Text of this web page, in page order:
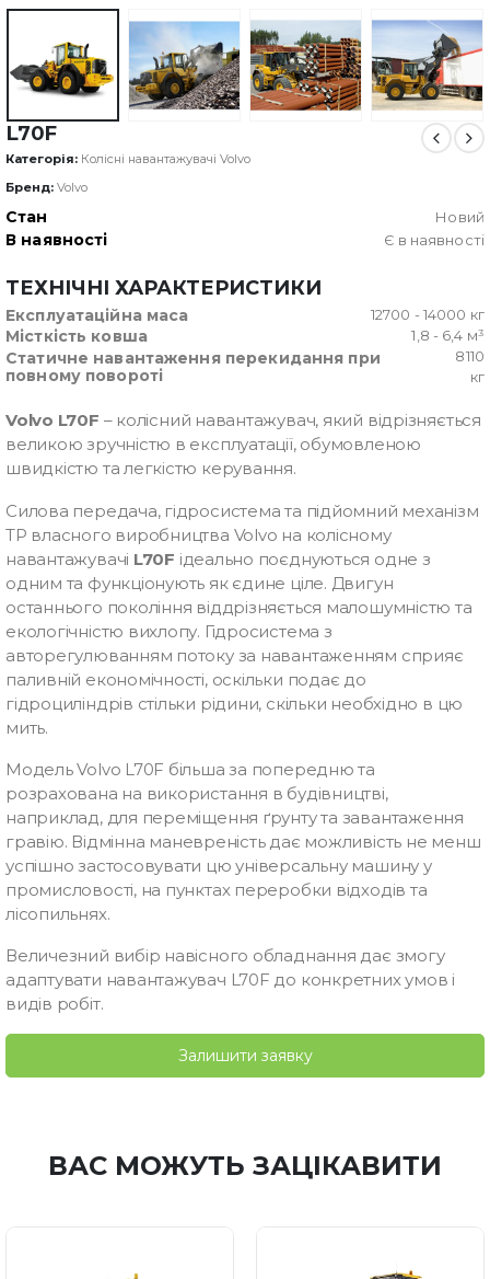
L70F
Категорія: Колісні навантажувачі Volvo
Бренд: Volvo
Стан Новий
В наявності Є в наявності
ТЕХНІЧНІ ХАРАКТЕРИСТИКИ
Експлуатаційна маса 12700 - 14000 кг
Місткість ковша 1,8 - 6,4 м³
Статичне навантаження перекидання при
повному повороті
8110
кг
Volvo L70F – колісний навантажувач, який відрізняється
великою зручністю в експлуатації, обумовленою
швидкістю та легкістю керування.
Силова передача, гідросистема та підйомний механізм
ТР власного виробництва Volvo на колісному
навантажувачі L70F ідеально поєднуються одне з
одним та функціонують як єдине ціле. Двигун
останнього покоління віддрізняється малошумністю та
екологічністю вихлопу. Гідросистема з
авторегулюванням потоку за навантаженням сприяє
паливній економічності, оскільки подає до
гідроциліндрів стільки рідини, скільки необхідно в цю
мить.
Модель Volvo L70F більша за попередню та
розрахована на використання в будівництві,
наприклад, для переміщення ґрунту та завантаження
гравію. Відмінна маневреність дає можливість не менш
успішно застосовувати цю універсальну машину у
промисловості, на пунктах переробки відходів та
лісопильнях.
Величезний вибір навісного обладнання дає змогу
адаптувати навантажувач L70F до конкретних умов і
видів робіт.
Залишити заявку
ВАС МОЖУТЬ ЗАЦІКАВИТИ